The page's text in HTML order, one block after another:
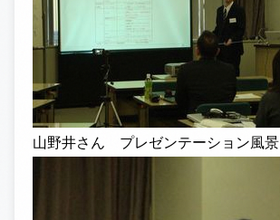
山野井さん プレゼンテーション風景